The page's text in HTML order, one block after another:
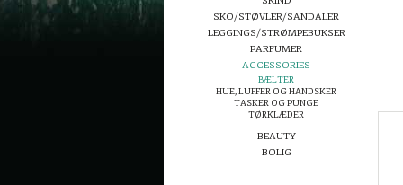
SKO/STØVLER/SANDALER
LEGGINGS/STRØMPEBUKSER
PARFUMER
ACCESSORIES
BÆLTER
HUE, LUFFER OG HANDSKER
TASKER OG PUNGE
TØRKLÆDER
BEAUTY
BOLIG